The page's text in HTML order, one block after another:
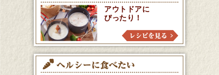
アウトドアに
ぴったり！